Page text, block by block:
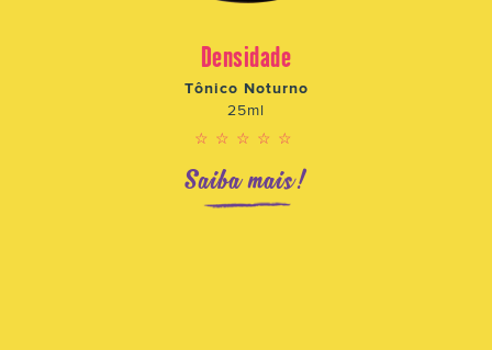
Densidade
Tônico Noturno
25ml
☆☆☆☆☆
Saiba mais!